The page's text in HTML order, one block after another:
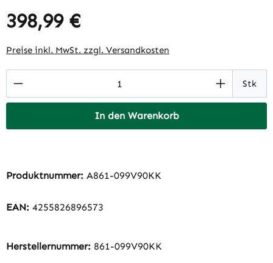
Regulärer Preis:
398,99 €
Preise inkl. MwSt. zzgl. Versandkosten
Produkt Anzahl: Gib den gewünschtenStk
In den Warenkorb
Produktnummer: A861-099V90KK
EAN: 4255826896573
Herstellernummer: 861-099V90KK